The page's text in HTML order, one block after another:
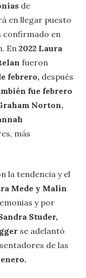
de
en llegar puesto
confirmado en
En 2022 Laura
fueron
febrero, después
fue febrero
Norton,
más
la tendencia y el
Mede y Malin
y por
Studer,
se adelantó
de las